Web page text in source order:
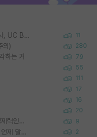
Korea University 수학, 컴퓨터과학 이학사, UC Berkeley 산업공학 대학원 공학박사가 되는 것은 쉽지 않겠죠? 11
의) 280
하는 거 79
55
111
17
16
20
박사진학하기에 2억은 괜찮은 (?) 정도의 경제력인가요 9
타대학원 컨텍 준비중인데, 지도교수님께는 언제 말씀드려야 할까요? 2